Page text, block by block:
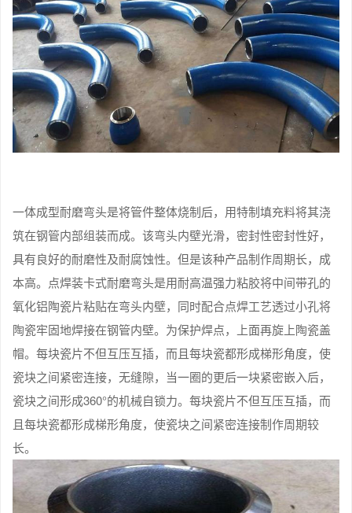
一体成型耐磨弯头是将管件整体烧制后，用特制填充料将其浇
筑在钢管内部组装而成。该弯头内壁光滑，密封性密封性好，
具有良好的耐磨性及耐腐蚀性。但是该种产品制作周期长，成
本高。点焊装卡式耐磨弯头是用耐高温强力粘胶将中间带孔的
氧化铝陶瓷片粘贴在弯头内壁，同时配合点焊工艺透过小孔将
陶瓷牢固地焊接在钢管内壁。为保护焊点，上面再旋上陶瓷盖
帽。每块瓷片不但互压互插，而且每块瓷都形成梯形角度，使
瓷块之间紧密连接，无缝隙，当一圈的更后一块紧密嵌入后，
瓷块之间形成360°的机械自锁力。每块瓷片不但互压互插，而
且每块瓷都形成梯形角度，使瓷块之间紧密连接制作周期较
长。